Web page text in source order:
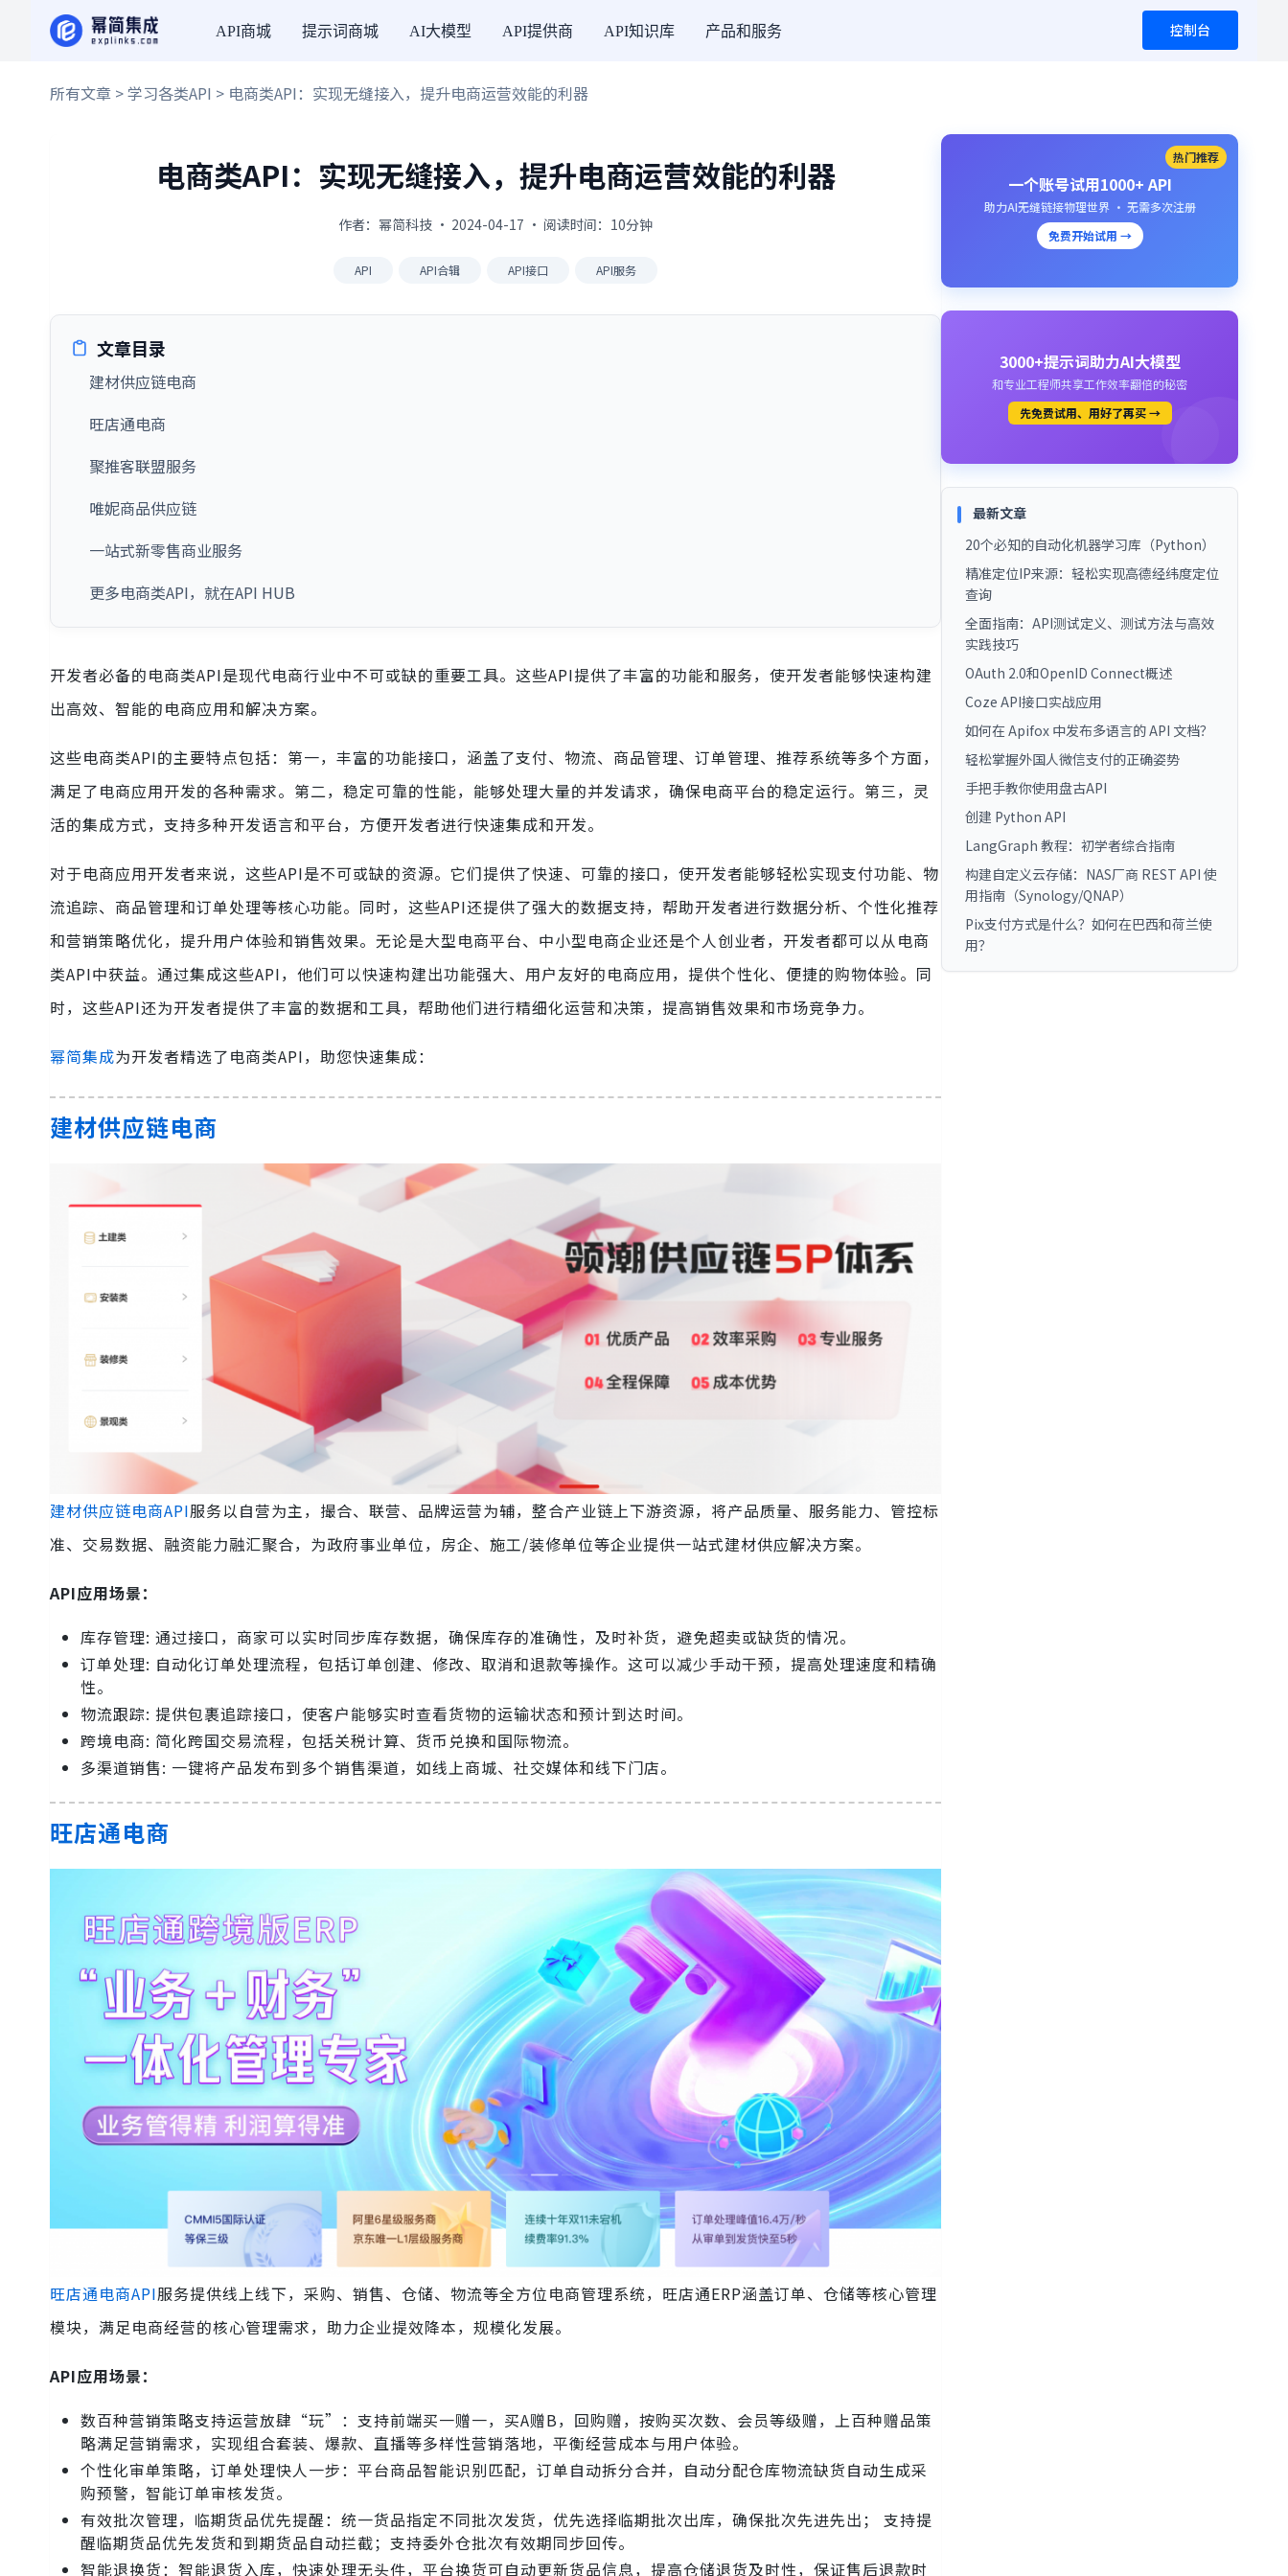
API商城 提示词商城 AI大模型 API提供商 API知识库 产品和服务 控制台
所有文章 >学习各类API > 电商类API：实现无缝接入，提升电商运营效能的利器
电商类API：实现无缝接入，提升电商运营效能的利器
作者：幂简科技 · 2024-04-17 · 阅读时间：10分钟
API API合辑 API接口 API服务
文章目录
建材供应链电商
旺店通电商
聚推客联盟服务
唯妮商品供应链
一站式新零售商业服务
更多电商类API，就在API HUB
开发者必备的电商类API是现代电商行业中不可或缺的重要工具。这些API提供了丰富的功能和服务，使开发者能够快速构建
出高效、智能的电商应用和解决方案。
这些电商类API的主要特点包括：第一，丰富的功能接口，涵盖了支付、物流、商品管理、订单管理、推荐系统等多个方面，
满足了电商应用开发的各种需求。第二，稳定可靠的性能，能够处理大量的并发请求，确保电商平台的稳定运行。第三，灵
活的集成方式，支持多种开发语言和平台，方便开发者进行快速集成和开发。
对于电商应用开发者来说，这些API是不可或缺的资源。它们提供了快速、可靠的接口，使开发者能够轻松实现支付功能、物
流追踪、商品管理和订单处理等核心功能。同时，这些API还提供了强大的数据支持，帮助开发者进行数据分析、个性化推荐
和营销策略优化，提升用户体验和销售效果。无论是大型电商平台、中小型电商企业还是个人创业者，开发者都可以从电商
类API中获益。通过集成这些API，他们可以快速构建出功能强大、用户友好的电商应用，提供个性化、便捷的购物体验。同
时，这些API还为开发者提供了丰富的数据和工具，帮助他们进行精细化运营和决策，提高销售效果和市场竞争力。
幂简集成为开发者精选了电商类API，助您快速集成：
建材供应链电商
建材供应链电商API服务以自营为主，撮合、联营、品牌运营为辅，整合产业链上下游资源，将产品质量、服务能力、管控标
准、交易数据、融资能力融汇聚合，为政府事业单位，房企、施工/装修单位等企业提供一站式建材供应解决方案。
API应用场景：
库存管理: 通过接口，商家可以实时同步库存数据，确保库存的准确性，及时补货，避免超卖或缺货的情况。
订单处理: 自动化订单处理流程，包括订单创建、修改、取消和退款等操作。这可以减少手动干预，提高处理速度和精确
性。
物流跟踪: 提供包裹追踪接口，使客户能够实时查看货物的运输状态和预计到达时间。
跨境电商: 简化跨国交易流程，包括关税计算、货币兑换和国际物流。
多渠道销售: 一键将产品发布到多个销售渠道，如线上商城、社交媒体和线下门店。
旺店通电商
旺店通电商API服务提供线上线下，采购、销售、仓储、物流等全方位电商管理系统，旺店通ERP涵盖订单、仓储等核心管理
模块，满足电商经营的核心管理需求，助力企业提效降本，规模化发展。
API应用场景：
数百种营销策略支持运营放肆“玩”：支持前端买一赠一，买A赠B，回购赠，按购买次数、会员等级赠，上百种赠品策
略满足营销需求，实现组合套装、爆款、直播等多样性营销落地，平衡经营成本与用户体验。
个性化审单策略，订单处理快人一步：平台商品智能识别匹配，订单自动拆分合并，自动分配仓库物流缺货自动生成采
购预警，智能订单审核发货。
有效批次管理，临期货品优先提醒：统一货品指定不同批次发货，优先选择临期批次出库，确保批次先进先出； 支持提
醒临期货品优先发货和到期货品自动拦截；支持委外仓批次有效期同步回传。
智能退换货：智能退货入库，快速处理无头件，平台换货可自动更新货品信息，提高仓储退货及时性，保证售后退款时
热门推荐
一个账号试用1000+ API
助力AI无缝链接物理世界 · 无需多次注册
免费开始试用 →
3000+提示词助力AI大模型
和专业工程师共享工作效率翻倍的秘密
先免费试用、用好了再买 →
最新文章
20个必知的自动化机器学习库（Python）
精准定位IP来源：轻松实现高德经纬度定位
查询
全面指南：API测试定义、测试方法与高效
实践技巧
OAuth 2.0和OpenID Connect概述
Coze API接口实战应用
如何在 Apifox 中发布多语言的 API 文档？
轻松掌握外国人微信支付的正确姿势
手把手教你使用盘古API
创建 Python API
LangGraph 教程：初学者综合指南
构建自定义云存储：NAS厂商 REST API 使
用指南（Synology/QNAP）
Pix支付方式是什么？如何在巴西和荷兰使
用？